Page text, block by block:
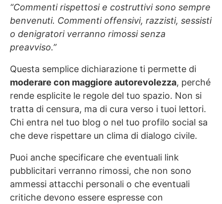
“Commenti rispettosi e costruttivi sono sempre
benvenuti. Commenti offensivi, razzisti, sessisti
o denigratori verranno rimossi senza
preavviso.”
Questa semplice dichiarazione ti permette di
moderare con maggiore autorevolezza, perché
rende esplicite le regole del tuo spazio. Non si
tratta di censura, ma di cura verso i tuoi lettori.
Chi entra nel tuo blog o nel tuo profilo social sa
che deve rispettare un clima di dialogo civile.
Puoi anche specificare che eventuali link
pubblicitari verranno rimossi, che non sono
ammessi attacchi personali o che eventuali
critiche devono essere espresse con